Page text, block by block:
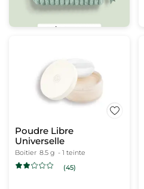
Poudre Libre
Universelle
Boitier 8.5 g - 1 teinte
(45)